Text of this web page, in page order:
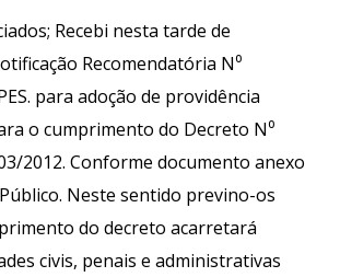
Recebi nesta tarde de
Recomendatória N⁰
para adoção de providência
o cumprimento do Decreto N⁰
2012. Conforme documento anexo
Neste sentido previno-os
do decreto acarretará
civis, penais e administrativas